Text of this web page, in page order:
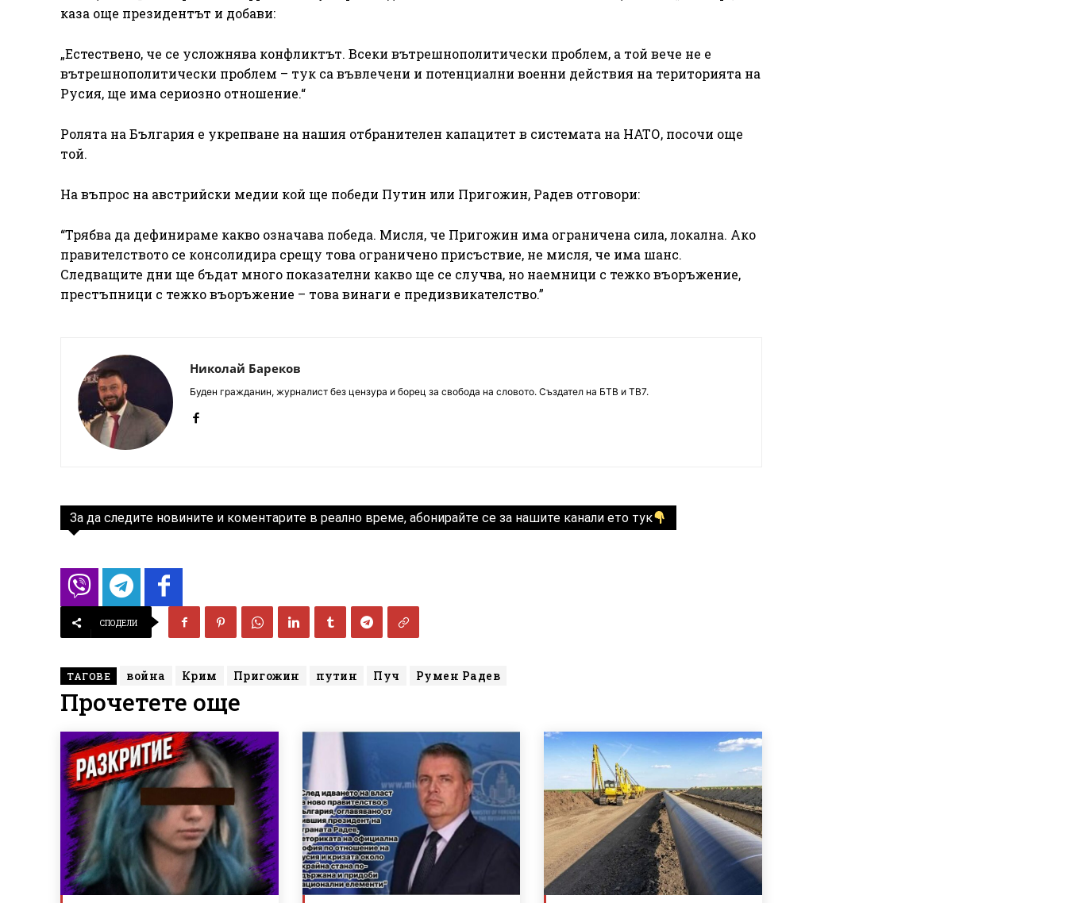
каза още президентът и добави:
„Естествено, че се усложнява конфликтът. Всеки вътрешнополитически проблем, а той вече не е
вътрешнополитически проблем – тук са въвлечени и потенциални военни действия на територията на
Русия, ще има сериозно отношение.“
Ролята на България е укрепване на нашия отбранителен капацитет в системата на НАТО, посочи още
той.
На въпрос на австрийски медии кой ще победи Путин или Пригожин, Радев отговори:
“Трябва да дефинираме какво означава победа. Мисля, че Пригожин има ограничена сила, локална. Ако
правителството се консолидира срещу това ограничено присъствие, не мисля, че има шанс.
Следващите дни ще бъдат много показателни какво ще се случва, но наемници с тежко въоръжение,
престъпници с тежко въоръжение – това винаги е предизвикателство.”
Николай Бареков
Буден гражданин, журналист без цензура и борец за свобода на словото. Създател на БТВ и ТВ7.
За да следите новините и коментарите в реално време, абонирайте се за нашите канали ето тук
СПОДЕЛИ
ТАГОВЕ война Крим Пригожин путин Пуч Румен Радев
Прочетете още